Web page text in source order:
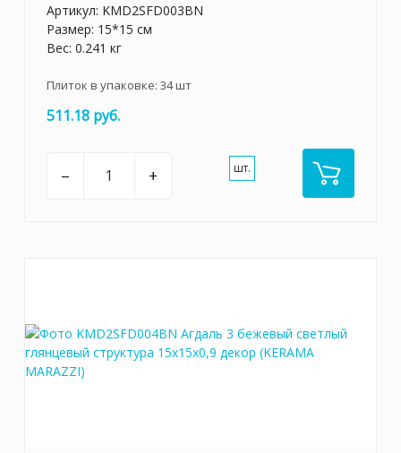
Артикул: KMD2SFD003BN
Размер: 15*15 см
Вес: 0.241 кг
Плиток в упаковке: 34шт
511.18 руб.
– + шт.